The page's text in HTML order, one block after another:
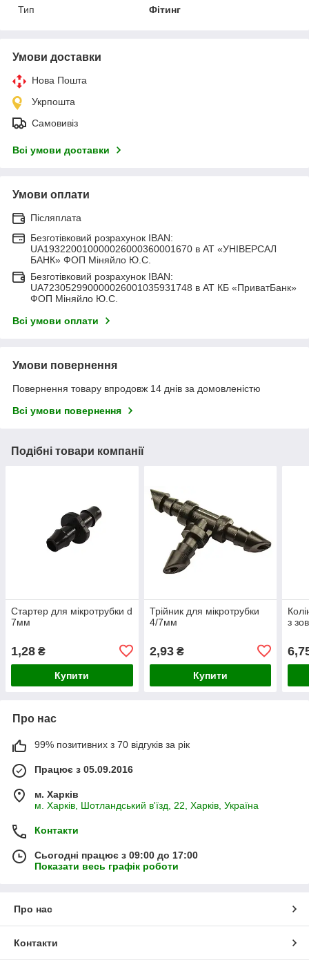
Тип
Фітинг
Умови доставки
Нова Пошта
Укрпошта
Самовивіз
Всі умови доставки
Умови оплати
Післяплата
Безготівковий розрахунок IBAN:
UA193220010000026000360001670 в АТ «УНІВЕРСАЛ
БАНК» ФОП Міняйло Ю.С.
Безготівковий розрахунок IBAN:
UA723052990000026001035931748 в АТ КБ «ПриватБанк»
ФОП Міняйло Ю.С.
Всі умови оплати
Умови повернення
Повернення товару впродовж 14 днів за домовленістю
Всі умови повернення
Подібні товари компанії
Стартер для мікротрубки d
7мм
1,28 ₴
Купити
Трійник для мікротрубки
4/7мм
2,93₴
Купити
з
Про нас
99% позитивних з 70 відгуків за рік
Працює з 05.09.2016
м. Харків
м. Харків, Шотландський в'їзд, 22, Харків, Україна
Контакти
Сьогодні працює з 09:00 до 17:00
Показати весь графік роботи
Про нас
Контакти